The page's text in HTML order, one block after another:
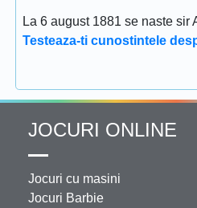
La 6 august 1881 se naste
Testeaza-ti cunostintele
JOCURI ONLINE
Jocuri cu masini
Jocuri Barbie